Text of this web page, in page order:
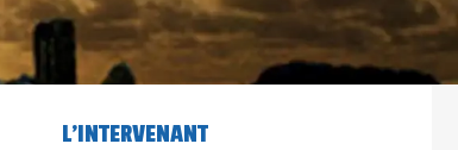
L'INTERVENANT